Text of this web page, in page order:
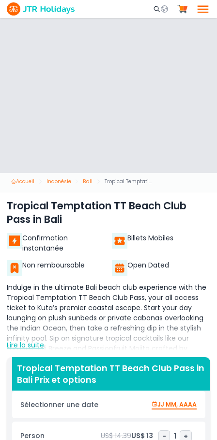
Mobile Search
Accueil Indonésie Bali Tropical Temptation TT Beach Club Pass in Bali
Tropical Temptation TT Beach Club
Pass in Bali
Confirmation
instantanée
Billets Mobiles
Non remboursable Open Dated
Indulge in the ultimate Bali beach club experience with the
Tropical Temptation TT Beach Club Pass, your all access
ticket to Kuta’s premier coastal escape. Start your day
lounging on plush sunbeds or private cabanas overlooking
the Indian Ocean, then take a refreshing dip in the stylish
infinity pool. Sip on signature tropical cocktails like our
famous Bali Breeze and Passionfruit Mojito crafted by
expert mixologists, and savor light bites from the beach
front café.
As the sun sets, the atmosphere transforms with live DJ
new heights. The TT Beach Club Pass also includes towel
seamless, hassle free visit. Whether you’re planning a
Lire la suite
Tropical Temptation TT Beach Club Pass in
Bali Prix et options
Sélectionner une date JJ MM, AAAA
Person US$ 14.39US$ 13 - 1 +